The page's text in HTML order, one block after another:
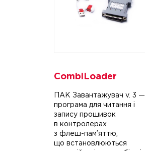
CombiLoader
ПАК Завантажувач v. 3 —
програма для читання і
запису прошивок
в контролерах
з флеш-пам’яттю,
що встановлюються